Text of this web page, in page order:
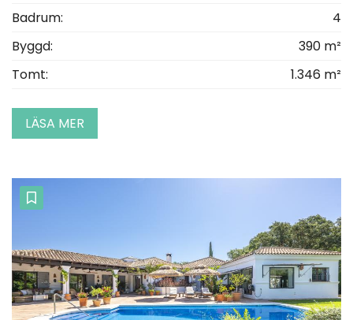
Badrum:
4
Byggd:
390 m²
Tomt:
1.346 m²
LÄSA MER